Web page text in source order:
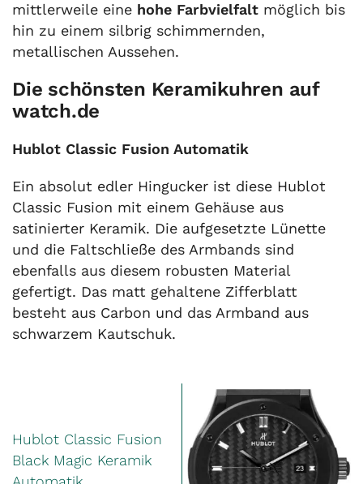
mittlerweile eine hohe Farbvielfalt möglich bis
hin zu einem silbrig schimmernden,
metallischen Aussehen.
Die schönsten Keramikuhren auf
watch.de
Hublot Classic Fusion Automatik
Ein absolut edler Hingucker ist diese Hublot
Classic Fusion mit einem Gehäuse aus
satinierter Keramik. Die aufgesetzte Lünette
und die Faltschließe des Armbands sind
ebenfalls aus diesem robusten Material
gefertigt. Das matt gehaltene Zifferblatt
besteht aus Carbon und das Armband aus
schwarzem Kautschuk.
Hublot Classic Fusion
Black Magic Keramik